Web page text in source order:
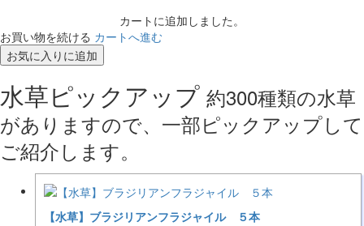
カートに追加しました。
お買い物を続ける カートへ進む
お気に入りに追加
水草ピックアップ 約300種類の水草
がありますので、一部ピックアップして
ご紹介します。
【水草】ブラジリアンフラジャイル ５本